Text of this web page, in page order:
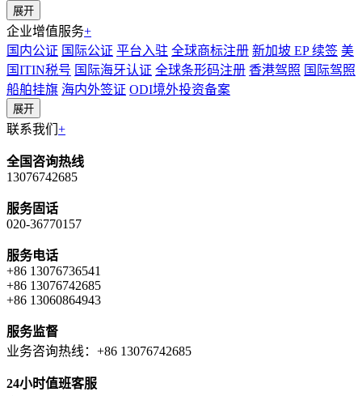
展开
企业增值服务+
国内公证 国际公证 平台入驻 全球商标注册 新加坡 EP 续签 美
国ITIN税号 国际海牙认证 全球条形码注册 香港驾照 国际驾照
船舶挂旗 海内外签证 ODI境外投资备案
展开
联系我们 +
全国咨询热线
13076742685
服务固话
020-36770157
服务电话
+86 13076736541
+86 13076742685
+86 13060864943
服务监督
业务咨询热线：+86 13076742685
24小时值班客服